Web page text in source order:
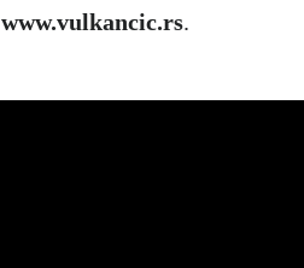
www.vulkancic.rs.